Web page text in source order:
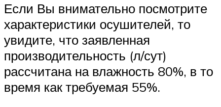
Если Вы внимательно посмотрите
характеристики осушителей, то
увидите, что заявленная
производительность (л/сут)
рассчитана на влажность 80%, в то
время как требуемая 55%.